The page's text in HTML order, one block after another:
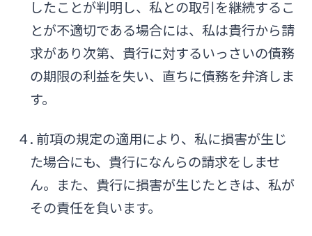
したことが判明し、私との取引を継続するこ
とが不適切である場合には、私は貴行から請
求があり次第、貴行に対するいっさいの債務
の期限の利益を失い、直ちに債務を弁済しま
す。
４. 前項の規定の適用により、私に損害が生じ
た場合にも、貴行になんらの請求をしませ
ん。また、貴行に損害が生じたときは、私が
その責任を負います。